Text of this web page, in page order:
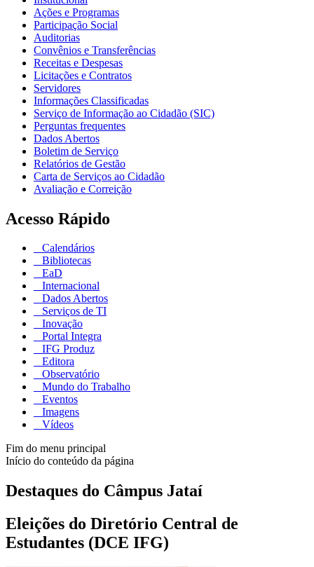
Ações e Programas
Participação Social
Auditorias
Convênios e Transferências
Receitas e Despesas
Licitações e Contratos
Servidores
Informações Classificadas
Serviço de Informação ao Cidadão (SIC)
Perguntas frequentes
Dados Abertos
Boletim de Serviço
Relatórios de Gestão
Carta de Serviços ao Cidadão
Avaliação e Correição
Acesso Rápido
Calendários
Bibliotecas
EaD
Internacional
Dados Abertos
Serviços de TI
Inovação
Portal Integra
IFG Produz
Editora
Observatório
Mundo do Trabalho
Eventos
Imagens
Vídeos
Fim do menu principal
Início do conteúdo da página
Destaques do Câmpus Jataí
Eleições do Diretório Central de
Estudantes (DCE IFG)